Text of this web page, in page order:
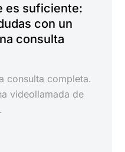
es suficiente:
con un
consulta
consulta completa.
videollamada de